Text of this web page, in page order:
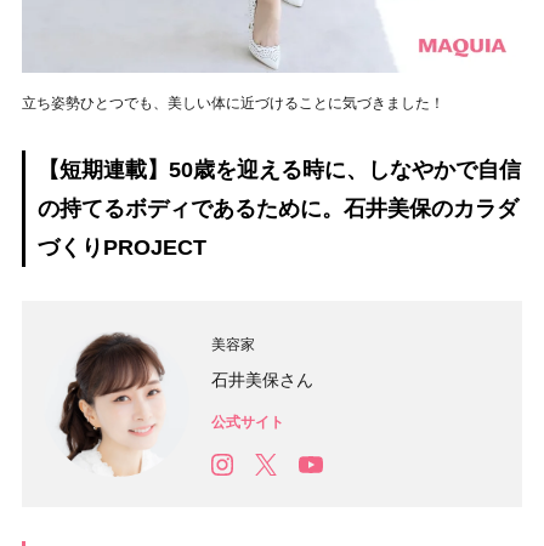
立ち姿勢ひとつでも、美しい体に近づけることに気づきました！
【短期連載】50歳を迎える時に、しなやかで自信
の持てるボディであるために。石井美保のカラダ
づくりPROJECT
美容家
石井美保さん
公式サイト